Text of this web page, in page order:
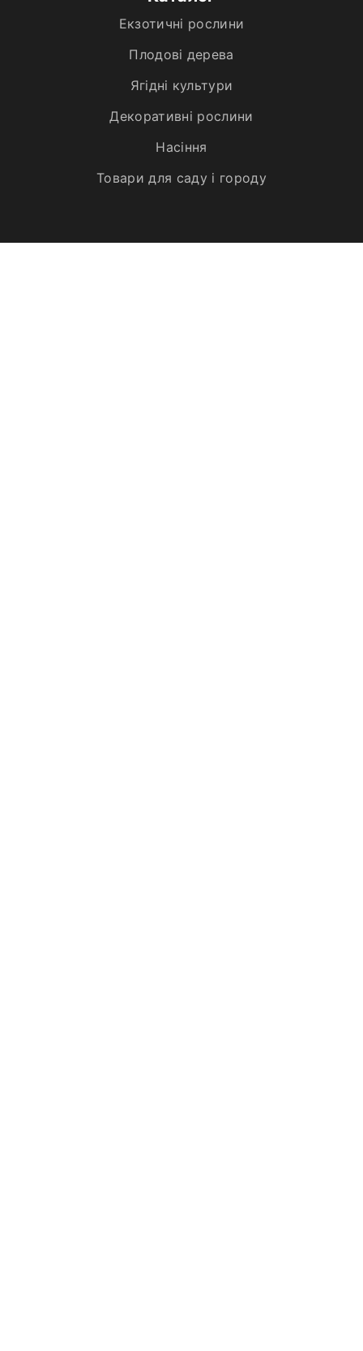
Екзотичні рослини
Плодові дерева
Ягідні культури
Декоративні рослини
Насіння
Товари для саду і городу